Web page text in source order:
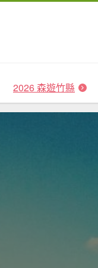
2026 森遊竹縣